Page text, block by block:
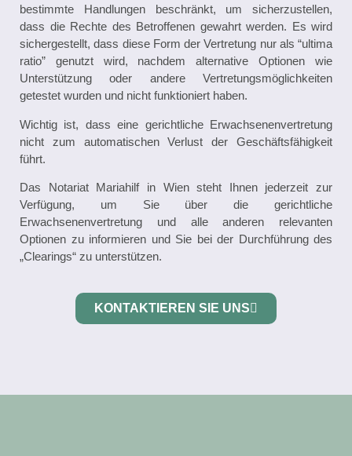
bestimmte Handlungen beschränkt, um sicherzustellen,
dass die Rechte des Betroffenen gewahrt werden. Es wird
sichergestellt, dass diese Form der Vertretung nur als “ultima
ratio” genutzt wird, nachdem alternative Optionen wie
Unterstützung oder andere Vertretungsmöglichkeiten
getestet wurden und nicht funktioniert haben.
Wichtig ist, dass eine gerichtliche Erwachsenenvertretung
nicht zum automatischen Verlust der Geschäftsfähigkeit
führt.
Das Notariat Mariahilf in Wien steht Ihnen jederzeit zur
Verfügung, um Sie über die gerichtliche
Erwachsenenvertretung und alle anderen relevanten
Optionen zu informieren und Sie bei der Durchführung des
„Clearings“ zu unterstützen.
KONTAKTIEREN SIE UNS